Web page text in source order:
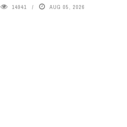
14941 AUG 05, 2026